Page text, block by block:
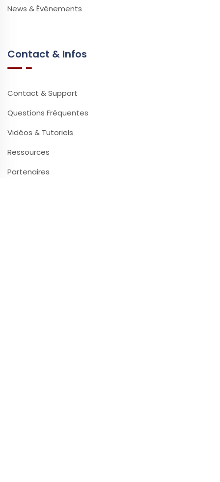
News & Événements
Contact & Infos
Contact & Support
Questions Fréquentes
Vidéos & Tutoriels
Ressources
Partenaires